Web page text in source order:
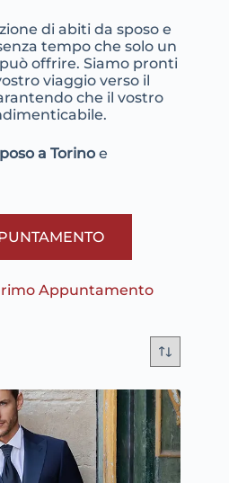
di abiti da sposo e
tempo che solo un
offrire. Siamo pronti
viaggio verso il
che il vostro
a Torino e
Appuntamento